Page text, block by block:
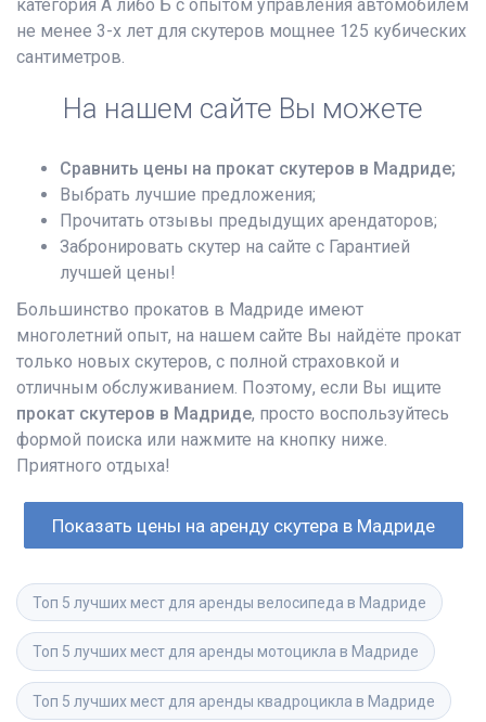
категория А либо Б с опытом управления автомобилем
не менее 3-х лет для скутеров мощнее 125 кубических
сантиметров.
На нашем сайте Вы можете
Сравнить цены на прокат скутеров в Мадриде;
Выбрать лучшие предложения;
Прочитать отзывы предыдущих арендаторов;
Забронировать скутер на сайте с Гарантией
лучшей цены!
Большинство прокатов в Мадриде имеют
многолетний опыт, на нашем сайте Вы найдёте прокат
только новых скутеров, с полной страховкой и
отличным обслуживанием. Поэтому, если Вы ищите
прокат скутеров в Мадриде, просто воспользуйтесь
формой поиска или нажмите на кнопку ниже.
Приятного отдыха!
Показать цены на аренду скутера в Мадриде
Топ 5 лучших мест для аренды велосипеда в Мадриде
Топ 5 лучших мест для аренды мотоцикла в Мадриде
Топ 5 лучших мест для аренды квадроцикла в Мадриде